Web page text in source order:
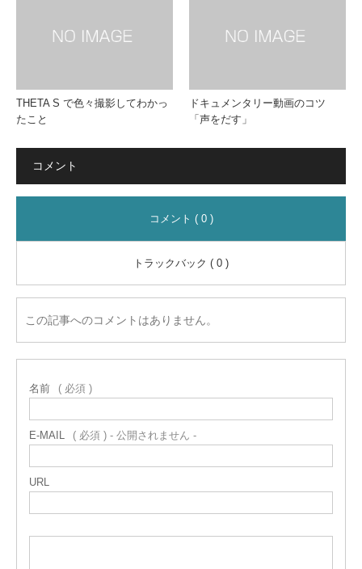
THETA S で色々撮影してわかっ
たこと
ドキュメンタリー動画のコツ
「声をだす」
コメント
コメント ( 0 )
トラックバック ( 0 )
この記事へのコメントはありません。
名前 ( 必須 )
E-MAIL ( 必須 ) - 公開されません -
URL